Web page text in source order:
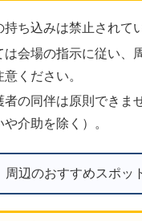
ち込みは禁止されて
は会場の指示に従い、
ください。
者の同伴は原則できま
介助を除く）。
周辺のおすすめスポッ